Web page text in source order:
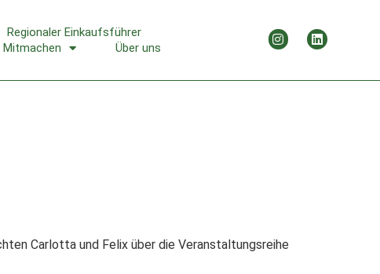
Regionaler Einkaufsführer
Mitmachen
Über uns
Carlotta und Felix über die Veranstaltungsreihe